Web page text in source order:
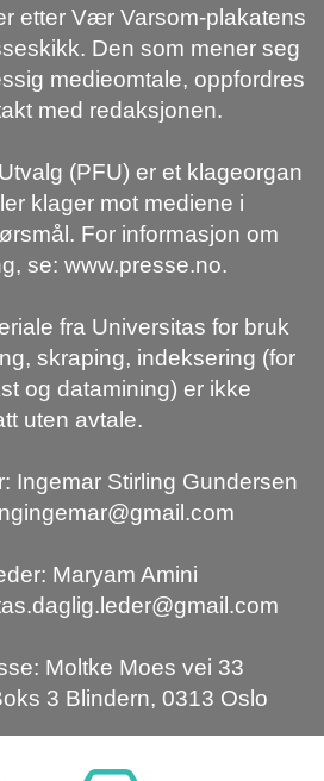
etter Vær Varsom-plakatens
Den som mener seg
medieomtale, oppfordres
med redaksjonen.
(PFU) er et klageorgan
klager mot mediene i
For informasjon om
se: www.presse.no.
fra Universitas for bruk
skraping, indeksering (for
og datamining) er ikke
uten avtale.
Ingemar Stirling Gundersen
Maryam Amini
Moltke Moes vei 33
3 Blindern, 0313 Oslo